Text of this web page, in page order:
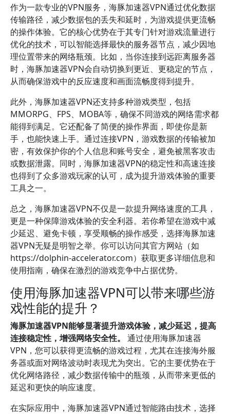
作为一款专业的VPN服务，海豚加速器VPN通过优化数据
传输路径，减少数据包的丢失和延时，为游戏提供更流畅
的操作体验。它的核心优势在于其专门针对游戏流量进行
优化的技术，可以智能选择最快的服务器节点，减少因地
理位置带来的网络瓶颈。比如，当你连接到远距离服务器
时，海豚加速器VPN会自动切换到更近、更稳定的节点，
从而确保游戏中的反应速度和画面流畅度得到提升。
此外，海豚加速器VPN还支持多种游戏类型，包括
MMORPG、FPS、MOBA等，确保不同游戏的网络需求都
能得到满足。它还配备了简便的操作界面，即使你是新
手，也能快速上手。通过连接VPN，游戏数据的传输被加
密，有效保护你的个人信息和账号安全，避免被黑客攻击
或数据泄露。同时，海豚加速器VPN的稳定性和高速连接
也得到了众多游戏玩家的认可，成为提升游戏体验的重要
工具之一。
总之，海豚加速器VPN不仅是一款提升网络速度的工具，
更是一种保障游戏体验的安全利器。若你希望在游戏中减
少延迟、避免卡顿，享受顺畅的操作感受，选择海豚加速
器VPN无疑是明智之举。你可以访问其官方网站（如
https://dolphin-accelerator.com）获取更多详细信息和
使用指南，确保在激烈的游戏竞争中占据优势。
使用海豚加速器VPN可以带来哪些游
戏性能的提升？
海豚加速器VPN能够显著提升游戏体验，减少延迟，提高
连接稳定性，增强网络安全性。
通过使用海豚加速器
VPN，您可以获得更流畅的游戏过程，尤其在连接海外服
务器或面对网络波动时表现尤为突出。它的主要优势在于
优化网络路径，减少数据传输中的瓶颈，从而带来更低的
延迟和更快的响应速度。
在实际应用中，海豚加速器VPN通过智能路由技术，选择